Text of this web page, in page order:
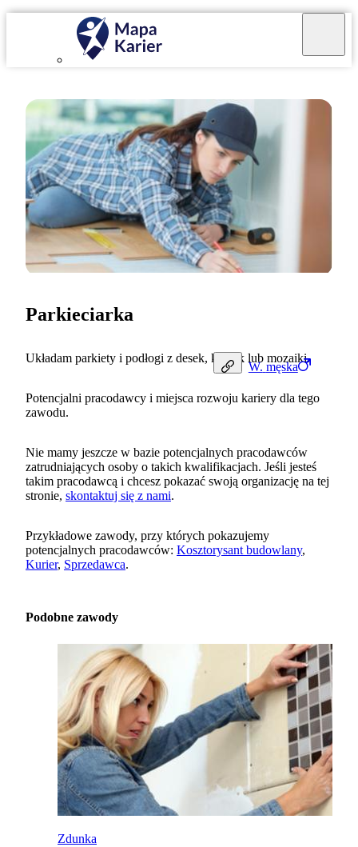
W. męska
Parkieciarka
Układam parkiety i podłogi z desek, klepek lub mozaiki.
Potencjalni pracodawcy i miejsca rozwoju kariery dla tego
zawodu.
Nie mamy jeszcze w bazie potencjalnych pracodawców
zatrudniających osoby o takich kwalifikacjach. Jeśli jesteś
takim pracodawcą i chcesz pokazać swoją organizację na tej
stronie, skontaktuj się z nami.
Przykładowe zawody, przy których pokazujemy
potencjalnych pracodawców: Kosztorysant budowlany,
Kurier, Sprzedawca.
Podobne zawody
Zdunka